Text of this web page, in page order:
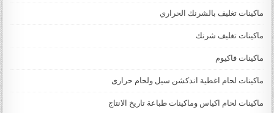
ماكينات تغليف بالشرنك الحراري
ماكينات تغليف شرنك
ماكينات فاكيوم
ماكينات لحام اغطية اندكشن سيل ولحام حرارى
ماكينات لحام اكياس وماكينات طباعة تاريخ الانتاج